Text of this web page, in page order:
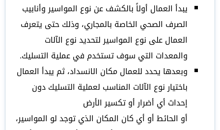
يبدأ العمال أولاً بالكشف عن نوع المواسير وأنابيب
الصرف الصحي الخاصة بالمجاري، وذلك حتى يتعرف
العمال على نوع المواسير لتحديد نوع الآلات
والمعدات التي سوف تستخدم في عملية التسليك.
وبعدها يحدد للعمال مكان الانسداد، ثم يبدأ العمال
باختيار نوع الآلات المناسب لعملية التسليك دون
إحداث أي أضرار أو تكسير الأرض
أو الحائط أو أي كان المكان الذي توجد لو المواسير،